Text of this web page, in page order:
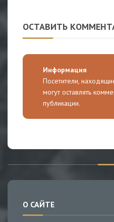
ОСТАВИТЬ
Информация
Посетители,
могут оставлять
публикации.
О САЙТЕ